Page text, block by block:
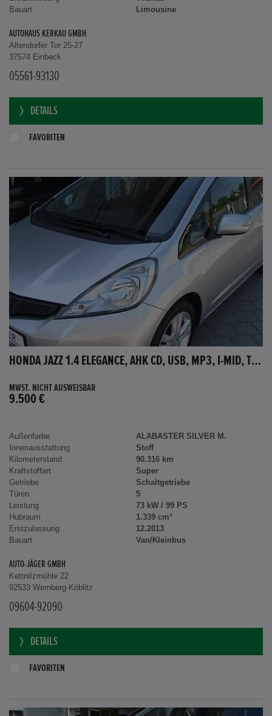
Bauart
Limousine
AUTOHAUS KERKAU GMBH
Altendorfer Tor 25-27
37574 Einbeck
05561-93130
DETAILS
FAVORITEN
HONDA JAZZ 1.4 ELEGANCE, AHK CD, USB, MP3, I-MID, TEMPOMAT, AUX-IN
MWST. NICHT AUSWEISBAR
9.500 €
Außenfarbe
ALABASTER SILVER M.
Innenausstattung
Stoff
Kilometerstand
90.316 km
Kraftstoffart
Super
Getriebe
Schaltgetriebe
Türen
5
Leistung
73 kW / 99 PS
Hubraum
1.339 cm³
Erstzulassung
12.2013
Bauart
Van/Kleinbus
AUTO-JÄGER GMBH
Kettnitzmühle 22
92533 Wernberg-Köblitz
09604-92090
DETAILS
FAVORITEN